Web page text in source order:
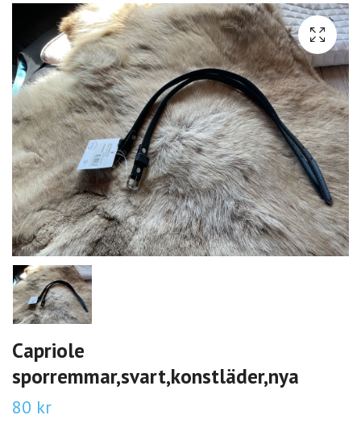
Capriole
sporremmar,svart,konstläder,nya
80 kr